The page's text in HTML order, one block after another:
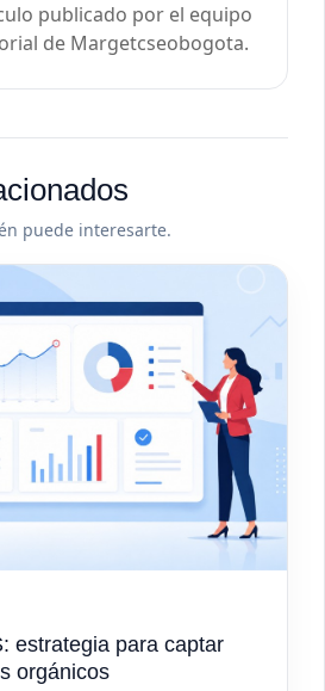
publicado por el equipo
de Margetcseobogota.
puede interesarte.
estrategia para captar
orgánicos